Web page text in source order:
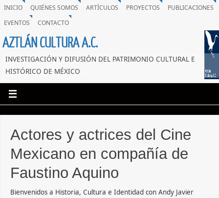
INICIO QUIÉNES SOMOS ARTÍCULOS PROYECTOS
PUBLICACIONES
EVENTOS
CONTACTO
AZTLÁN CULTURA A.C.
INVESTIGACIÓN Y DIFUSIÓN DEL PATRIMONIO CULTURAL E
HISTÓRICO DE MÉXICO
Actores y actrices del Cine
Mexicano en compañía de
Faustino Aquino
Bienvenidos a Historia, Cultura e Identidad con Andy Javier